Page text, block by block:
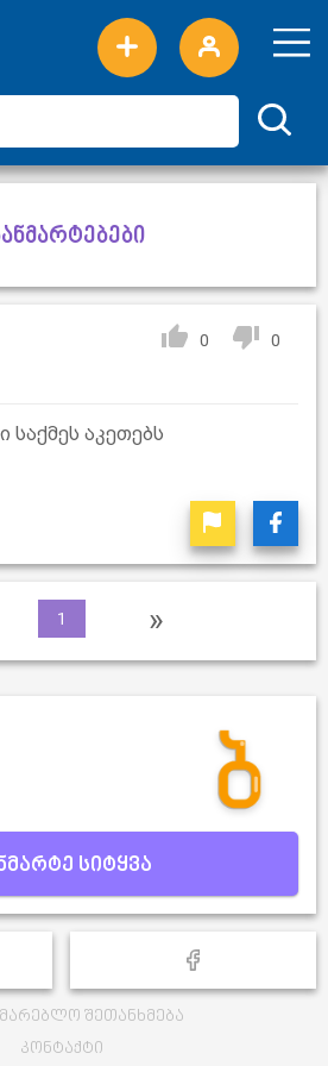
0 0
საქმეს აკეთებს
1 »
სიტყვა
შეთანხმება
კონტაქტი